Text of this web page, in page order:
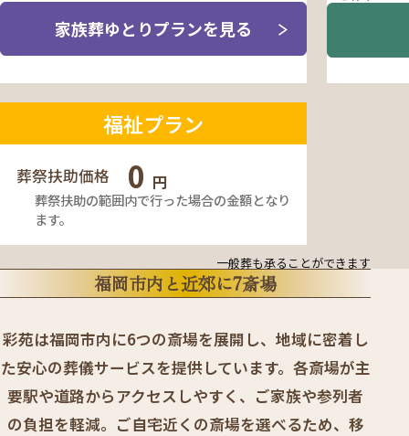
家族葬ゆとりプランを見る
福祉プラン
葬祭扶助価格 0 円
葬祭扶助の範囲内で行った場合の金額となり
ます。
一般葬も承ることができます
福岡市内と近郊に7斎場
彩苑は福岡市内に6つの斎場を展開し、地域に密着し
た安心の葬儀サービスを提供しています。各斎場が主
要駅や道路からアクセスしやすく、ご家族や参列者
の負担を軽減。ご自宅近くの斎場を選べるため、移